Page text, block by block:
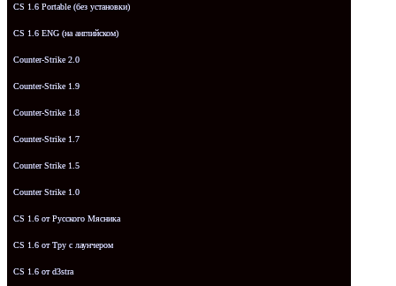
CS 1.6 Portable (без установки)
CS 1.6 ENG (на английском)
Counter-Strike 2.0
Counter-Strike 1.9
Counter-Strike 1.8
Counter-Strike 1.7
Counter Strike 1.5
Counter Strike 1.0
CS 1.6 от Русского Мясника
CS 1.6 от Tpy с лаунчером
CS 1.6 от d3stra